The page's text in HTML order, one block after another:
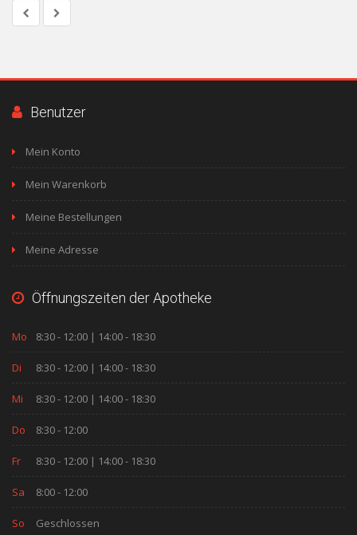
Benutzer
Mein Konto
Mein Warenkorb
Meine Bestellungen
Meine Adresse
Öffnungszeiten der Apotheke
Mo 8:30 - 12:00 | 14:00 - 18:30
Di 8:30 - 12:00 | 14:00 - 18:30
Mi 8:30 - 12:00 | 14:00 - 18:30
Do 8:30 - 12:00
Fr 8:30 - 12:00 | 14:00 - 18:30
Sa 8:00 - 12:00
So Geschlossen